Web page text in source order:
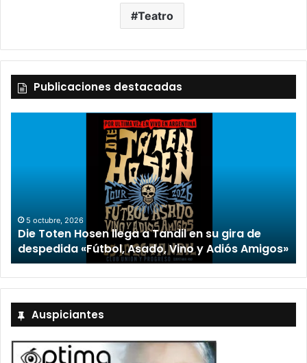
Teatro
Publicaciones destacadas
“TIRRIA” llega a Tandil con un elenco de lujo
encabezado por Capusotto, Spregelburd y
Stefani
Auspiciantes